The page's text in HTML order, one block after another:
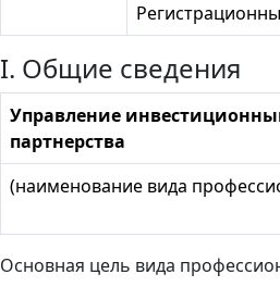
I. Общие сведения
Управление
партнерства
(наименование вида
Основная цель вида